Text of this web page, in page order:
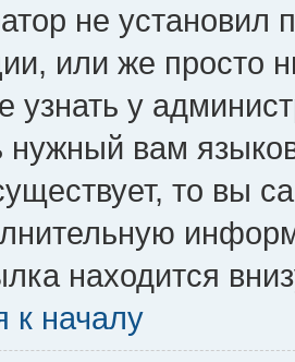
не установил
или же просто
узнать у
нужный вам
то вы
находится
к началу